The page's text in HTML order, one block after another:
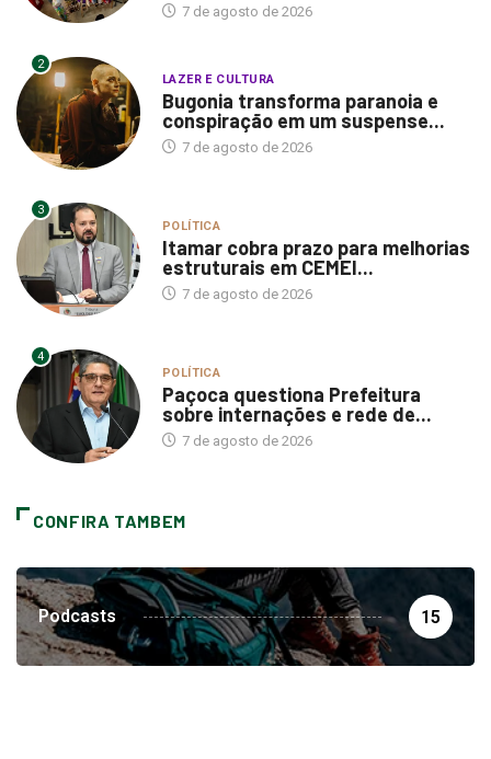
7 de agosto de 2026
2
LAZER E CULTURA
Bugonia transforma paranoia e
conspiração em um suspense...
7 de agosto de 2026
3
POLÍTICA
Itamar cobra prazo para melhorias
estruturais em CEMEI...
7 de agosto de 2026
4
POLÍTICA
Paçoca questiona Prefeitura
sobre internações e rede de...
7 de agosto de 2026
CONFIRA TAMBEM
Podcasts 15